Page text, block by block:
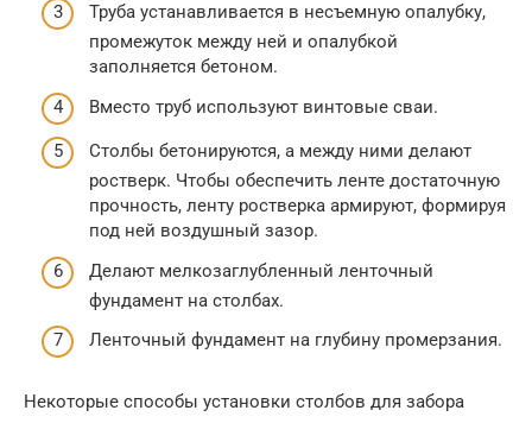
Труба устанавливается в несъемную опалубку,
промежуток между ней и опалубкой
заполняется бетоном.
Вместо труб используют винтовые сваи.
Столбы бетонируются, а между ними делают
ростверк. Чтобы обеспечить ленте достаточную
прочность, ленту ростверка армируют, формируя
под ней воздушный зазор.
Делают мелкозаглубленный ленточный
фундамент на столбах.
Ленточный фундамент на глубину промерзания.
Некоторые способы установки столбов для забора